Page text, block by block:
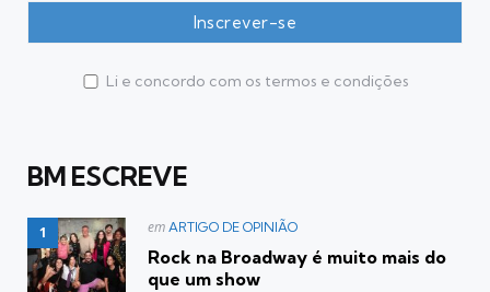
Li e concordo com os termos e condições
BM ESCREVE
Postado
em
em ARTIGO DE OPINIÃO
Rock na Broadway é muito mais do
que um show